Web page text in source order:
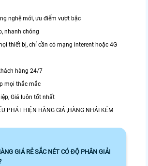
nghệ mới, ưu điểm vượt bậc
nhanh chóng
thiết bị, chỉ cần có mạng interent hoặc 4G
hàng 24/7
mọi thắc mắc
Giá luôn tốt nhất
PHÁT HIỆN HÀNG GIẢ ,HÀNG NHÁI KÉM
GIÁ RẺ SẮC NÉT CÓ ĐỘ PHÂN GIẢI